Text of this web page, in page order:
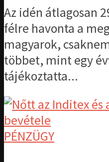
Az idén átlagosan
félre havonta a
magyarok,
többet, mint egy
tájékoztatta...
PÉNZÜGY